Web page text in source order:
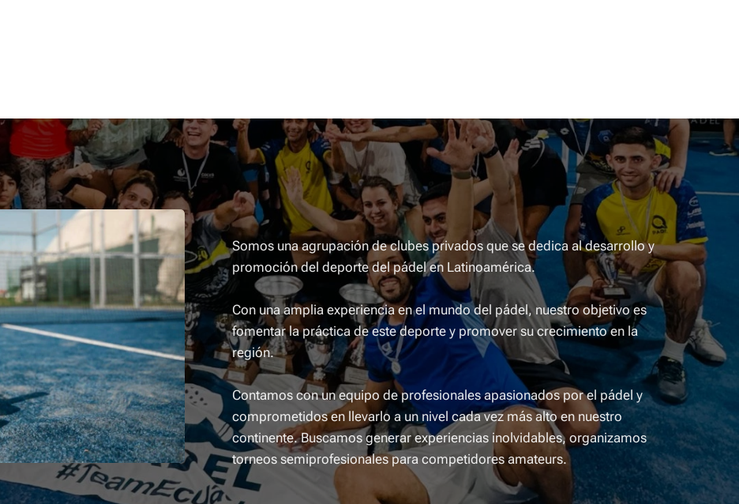
Somos una agrupación de clubes privados que se dedica al desarrollo y
promoción del deporte del pádel en Latinoamérica.
Con una amplia experiencia en el mundo del pádel, nuestro objetivo es
fomentar la práctica de este deporte y promover su crecimiento en la
región.
Contamos con un equipo de profesionales apasionados por el pádel y
comprometidos en llevarlo a un nivel cada vez más alto en nuestro
continente. Buscamos generar experiencias inolvidables, organizamos
torneos semiprofesionales para competidores amateurs.